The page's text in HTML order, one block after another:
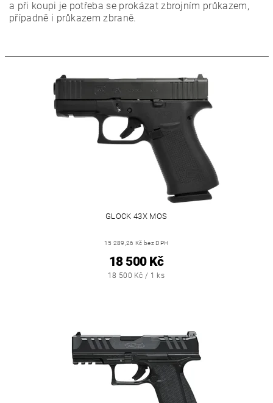
a při koupi je potřeba se prokázat zbrojním průkazem,
případně i průkazem zbraně.
GLOCK 43X MOS
15 289,26 Kč bez DPH
18 500 Kč
18 500 Kč / 1 ks